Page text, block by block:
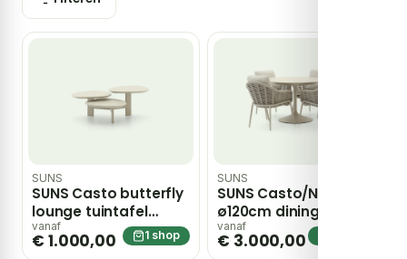
SUNS
SUNS Casto butterfly
lounge tuintafel
100x100x47cm
draaibaar – Taupe
vanaf
€ 1.000,00 1 shop
SUNS
SUNS Casto/Nova
ø120cm dining tuinset
5-delig – Taupe
vanaf
€ 3.000,00